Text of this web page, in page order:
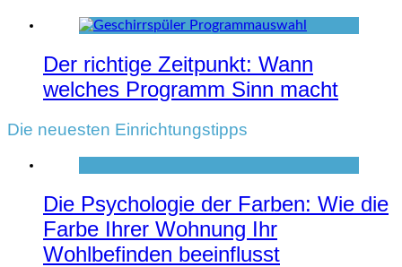
Der richtige Zeitpunkt: Wann
welches Programm Sinn macht
Die neuesten Einrichtungstipps
Die Psychologie der Farben: Wie die
Farbe Ihrer Wohnung Ihr
Wohlbefinden beeinflusst